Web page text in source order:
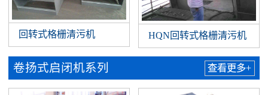
回转式格栅清污机 HQN回转式格栅清污机
卷扬式启闭机系列 查看更多+